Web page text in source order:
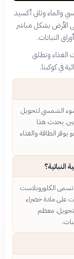
والماء وثاني أكسيد
الأرض بشكل مباشر
النباتات.
الغذاء وتطلق
في كوكبنا.
الشمسي لتحويل
يحدث هذا
يوفر الطاقة والغذاء
الكلوروبلاست
على مادة خضراء
معظم